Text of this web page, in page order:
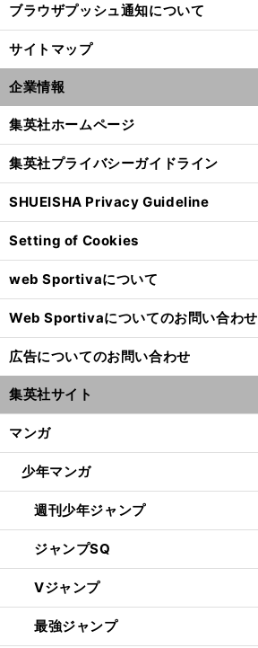
ブラウザプッシュ通知について
サイトマップ
企業情報
集英社ホームページ
集英社プライバシーガイドライン
SHUEISHA Privacy Guideline
Setting of Cookies
web Sportivaについて
Web Sportivaについてのお問い合わせ
広告についてのお問い合わせ
集英社サイト
マンガ
少年マンガ
週刊少年ジャンプ
ジャンプSQ
Vジャンプ
最強ジャンプ